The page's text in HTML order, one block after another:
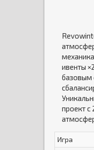
ивенты
базовым
проект с
Игра